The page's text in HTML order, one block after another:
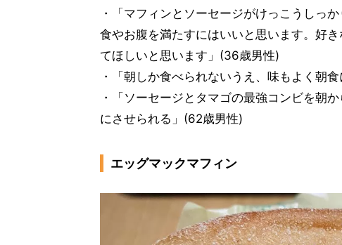
・「マフィンとソーセージがけっこうしっ
食やお腹を満たすにはいいと思います。好
てほしいと思います」(36歳男性)
・「朝しか食べられないうえ、味もよく朝
・「ソーセージとタマゴの最強コンビを朝
にさせられる」(62歳男性)
エッグマックマフィン